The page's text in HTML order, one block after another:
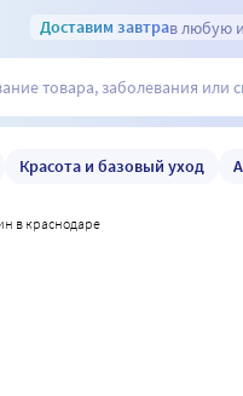
Доставим завтрав любую
Красота и базовый уход
в краснодаре